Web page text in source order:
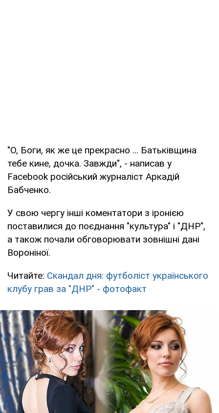
"О, Боги, як же це прекрасно ... Батьківщина
тебе кине, дочка. Завжди", - написав у
Facebook російський журналіст Аркадій
Бабченко.
У свою чергу інші коментатори з іронією
поставилися до поєднання "культура" і "ДНР",
а також почали обговорювати зовнішні дані
Вороніної.
Читайте: Скандал дня: футболіст українського
клубу грав за "ДНР" - фотофакт